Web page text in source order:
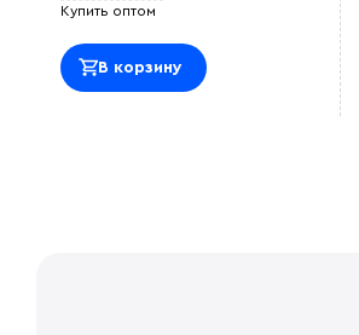
Купить оптом
В корзину